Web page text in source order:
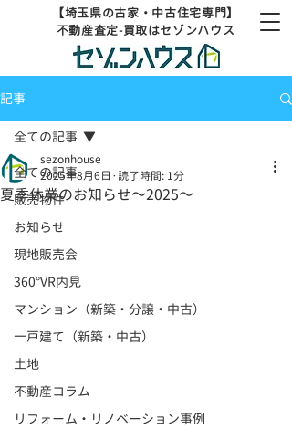
【埼玉県の古家・中古住宅専門】
不動産査定-買取はセゾンハウス
記事
全ての記事
販売物件
お知らせ
現地販売会
360°VR内見
マンション（新築・分譲・中古）
一戸建て（新築・中古）
土地
不動産コラム
リフォーム・リノベーション事例
全ての記事
夏季休業のお知らせ～2025～
sezonhouse
2025年8月6日 読了時間: 1分